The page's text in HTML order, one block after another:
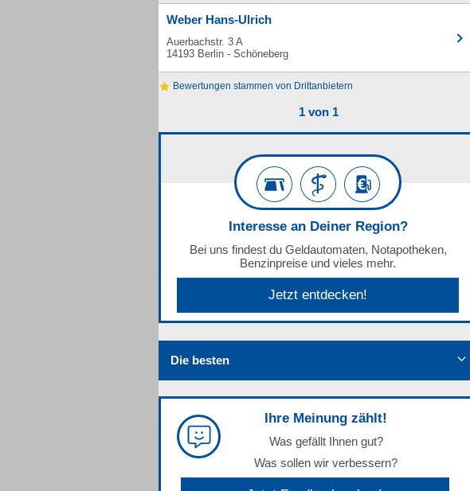
Weber Hans-Ulrich
Auerbachstr. 3 A
14193 Berlin - Schöneberg
Bewertungen stammen von Drittanbietern
1 von 1
Interesse an Deiner Region?
Bei uns findest du Geldautomaten, Notapotheken,
Benzinpreise und vieles mehr.
Jetzt entdecken!
Die besten
Ihre Meinung zählt!
Was gefällt Ihnen gut?
Was sollen wir verbessern?